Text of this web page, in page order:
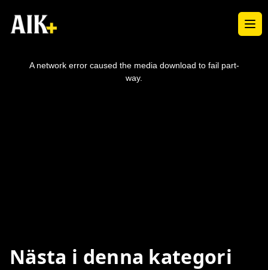
A network error caused the media download to fail part-
way.
Nästa i denna kategori